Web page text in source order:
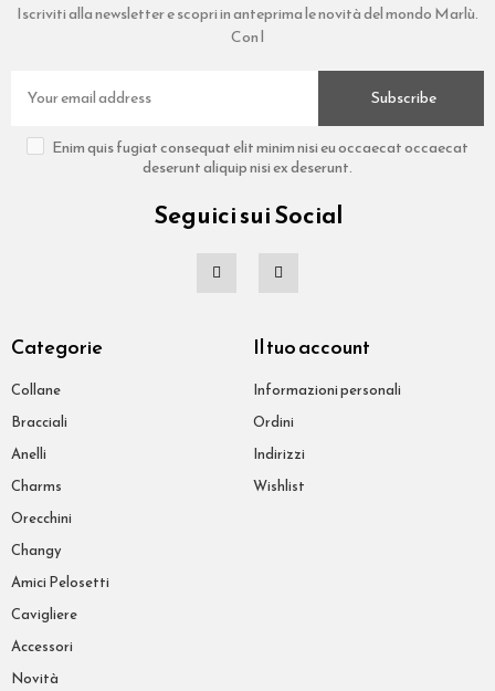
Iscriviti alla newsletter e scopri in anteprima le novità del mondo Marlù.
Con l
Subscribe
Enim quis fugiat consequat elit minim nisi eu occaecat occaecat
deserunt aliquip nisi ex deserunt.
Seguici sui Social
Categorie
Collane
Bracciali
Anelli
Charms
Orecchini
Changy
Amici Pelosetti
Cavigliere
Accessori
Novità
Il tuo account
Informazioni personali
Ordini
Indirizzi
Wishlist